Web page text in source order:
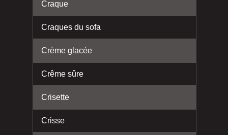
Craque
Craques du sofa
Crème glacée
Crême sûre
Crisette
Crisse